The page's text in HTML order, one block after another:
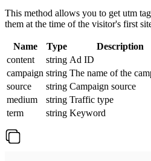
This method allows you to get utm
them at the time of the visitor's first
Name Type
Description
content
string Ad ID
campaign string The name of the
source
string Campaign source
medium
string Traffic type
term
string Keyword